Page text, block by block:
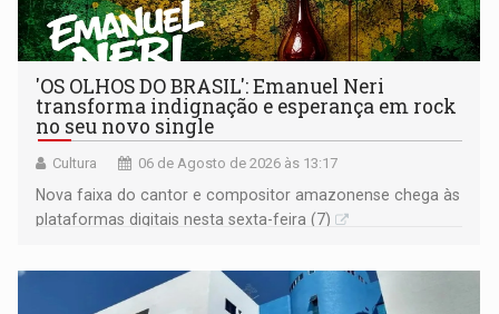
'OS OLHOS DO BRASIL': Emanuel Neri
transforma indignação e esperança em rock
no seu novo single
Cultura 06 de Agosto de 2026 às 13:17
Nova faixa do cantor e compositor amazonense chega às
plataformas digitais nesta sexta-feira (7)